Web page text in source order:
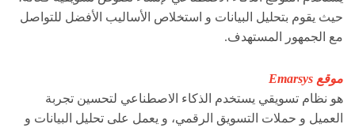
حيث يقوم بتحليل البيانات و استخلاص الأساليب الأفضل للتواصل
مع الجمهور المستهدف.
موقع Emarsys
هو نظام تسويقي يستخدم الذكاء الاصطناعي لتحسين تجربة
العميل و حملات التسويق الرقمي، و يعمل على تحليل البيانات و